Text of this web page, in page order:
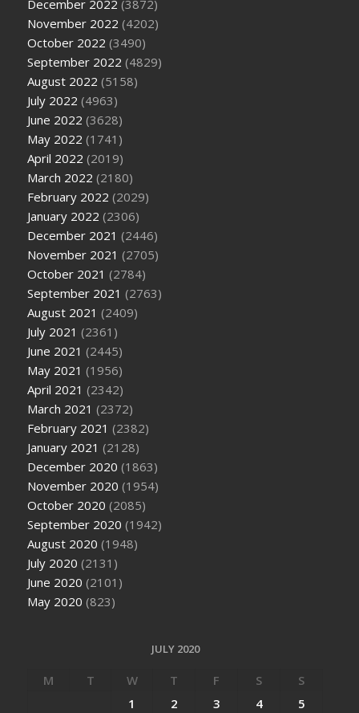
December 2022 (3872)
November 2022 (4202)
October 2022 (3490)
September 2022 (4829)
August 2022 (5158)
July 2022 (4963)
June 2022 (3628)
May 2022 (1741)
April 2022 (2019)
March 2022 (2180)
February 2022 (2029)
January 2022 (2306)
December 2021 (2446)
November 2021 (2705)
October 2021 (2784)
September 2021 (2763)
August 2021 (2409)
July 2021 (2361)
June 2021 (2445)
May 2021 (1956)
April 2021 (2342)
March 2021 (2372)
February 2021 (2382)
January 2021 (2128)
December 2020 (1863)
November 2020 (1954)
October 2020 (2085)
September 2020 (1942)
August 2020 (1948)
July 2020 (2131)
June 2020 (2101)
May 2020 (823)
JULY 2020
M T W T F S
S
1
2 3 4
5